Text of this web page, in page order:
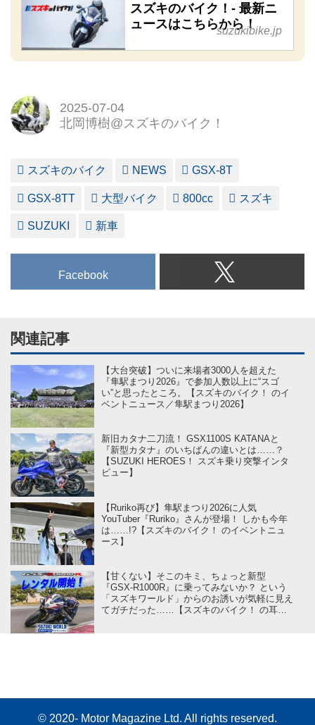
スズキのバイク！- 最新ニ
ュースはこちらから！
suzukibike.jp
2025-07-04
北岡博樹@スズキのバイク！
スズキのバイク NEWS GSX-8T
GSX-8TT 大型バイク 800cc スズキ
SUZUKI 新車
Facebook
関連記事
【大台突破】ついに来場者3000人を超えた
『隼駅まつり2026』で参加人数以上に“スゴ
い”と思ったところ。【スズキのバイク！ のイ
ベントニュース／隼駅まつり2026】
新旧カタナ二刀流！ GSX1100S KATANAと
『新型カタナ』のいちばんの違いとは……？
【SUZUKI HEROES！ スズキ乗り突撃インタ
ビュー】
【Ruriko再び】隼駅まつり2026に人気
YouTuber『Ruriko』さんが登場！ しかも今年
は……!?【スズキのバイク！ のイベントニュ
ース】
【甘くない】そこのキミ、ちょっと新型
『GSX-R1000R』に乗ってみないか？ という
「スズキワールド」からのお誘いが気軽に見え
てガチだった……【スズキのバイク！ の耳よ
© 2020- Motor Magazine Ltd. All rights reserved.